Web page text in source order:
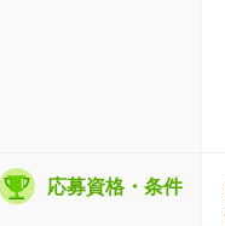
応募資格・条件